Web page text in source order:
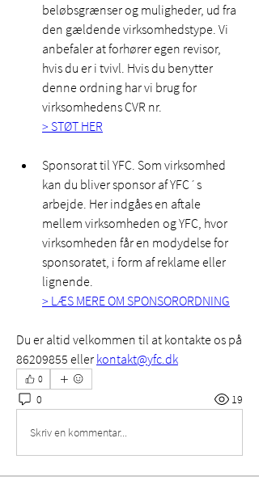
beløbsgrænser og muligheder, ud fra
den gældende virksomhedstype. Vi
anbefaler at forhører egen revisor,
hvis du er i tvivl. Hvis du benytter
denne ordning har vi brug for
virksomhedens CVR nr.
> STØT HER
Sponsorat til YFC. Som virksomhed
kan du bliver sponsor af YFC´s
arbejde. Her indgåes en aftale
mellem virksomheden og YFC, hvor
virksomheden får en modydelse for
sponsoratet, i form af reklame eller
lignende.
> LÆS MERE OM SPONSORORDNING
Du er altid velkommen til at kontakte os på
86209855 eller kontakt@yfc.dk
0
0 19
Skriv en kommentar...